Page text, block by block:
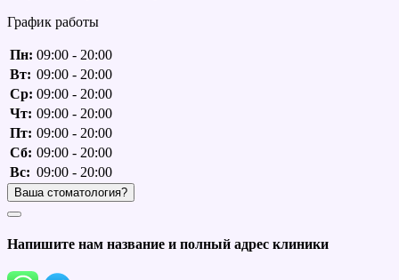
График работы
Пн: 09:00 - 20:00
Вт: 09:00 - 20:00
Ср: 09:00 - 20:00
Чт: 09:00 - 20:00
Пт: 09:00 - 20:00
Сб: 09:00 - 20:00
Вс: 09:00 - 20:00
Ваша стоматология?
Напишите нам название и полный адрес клиники